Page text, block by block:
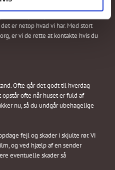
er netop hvad vi har. Med stort
er vi de rette at kontakte hvis du
Ofte går det godt til hverdag
ofte når huset er fuld af
nu, så du undgår ubehagelige
fejl og skader i skjulte rør. Vi
og ved hjælp af en sender
eventuelle skader så